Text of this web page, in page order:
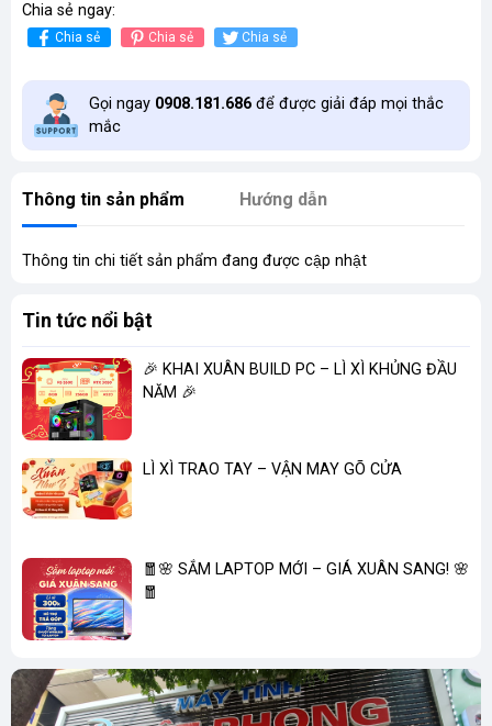
Chia sẻ ngay:
Chia sẻ Chia sẻ Chia sẻ
Gọi ngay 0908.181.686 để được giải đáp mọi thắc
mắc
Thông tin sản phẩm Hướng dẫn
Thông tin chi tiết sản phẩm đang được cập nhật
Tin tức nổi bật
🎉 KHAI XUÂN BUILD PC – LÌ XÌ KHỦNG ĐẦU
NĂM 🎉
LÌ XÌ TRAO TAY – VẬN MAY GÕ CỬA
🧧🌸 SẮM LAPTOP MỚI – GIÁ XUÂN SANG! 🌸
🧧